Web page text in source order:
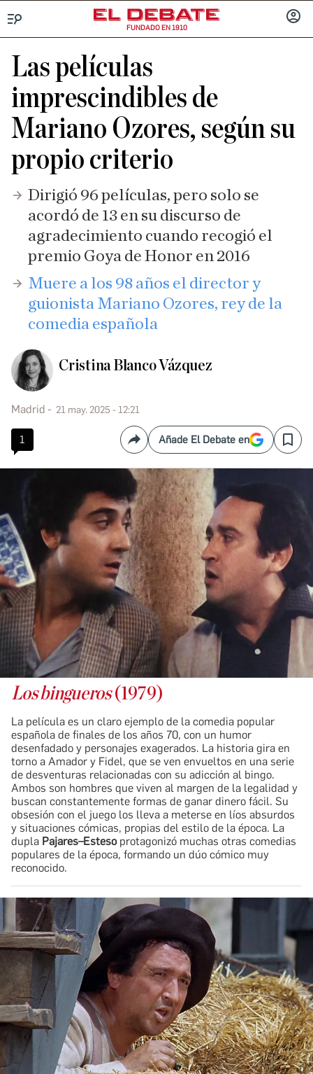
FUNDADO EN 1910
Las películas
imprescindibles de
Mariano Ozores, según su
propio criterio
Dirigió 96 películas, pero solo se
acordó de 13 en su discurso de
agradecimiento cuando recogió el
premio Goya de Honor en 2016
Muere a los 98 años el director y
guionista Mariano Ozores, rey de la
comedia española
Cristina Blanco Vázquez
Madrid 21 may. 2025 - 12:21
1 CompartirAñade El Debate en Save
Los bingueros(1979)
La película es un claro ejemplo de la comedia popular
española de finales de los años 70, con un humor
desenfadado y personajes exagerados. La historia gira en
torno a Amador y Fidel, que se ven envueltos en una serie
de desventuras relacionadas con su adicción al bingo.
Ambos son hombres que viven al margen de la legalidad y
buscan constantemente formas de ganar dinero fácil. Su
obsesión con el juego los lleva a meterse en líos absurdos
y situaciones cómicas, propias del estilo de la época. La
dupla Pajares–Estesoprotagonizó muchas otras comedias
populares de la época, formando un dúo cómico muy
reconocido.